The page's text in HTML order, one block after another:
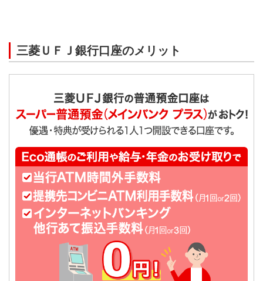
口座番号通知まで
即日（キャッシュカード受け取りまで約1週間）
ご用意いただくもの
三菱ＵＦＪ銀行口座のメリット